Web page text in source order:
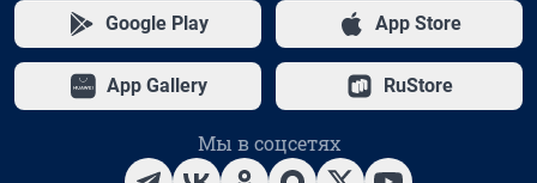
Google Play App Store
App Gallery RuStore
Мы в соцсетях